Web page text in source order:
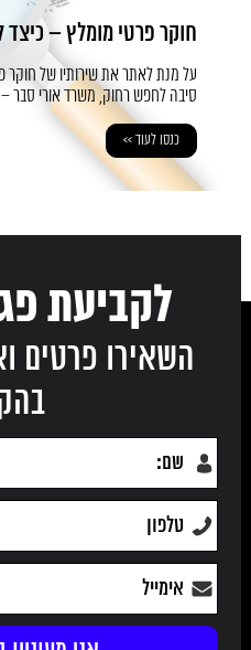
חוקר פרטי מומלץ – כיצד
על מנת לאתר את שירותיו של חוקר
סיבה לחפש רחוק, משרד אורי סבר
כנסו לעוד >>
לקביעת
השאירו פרטים